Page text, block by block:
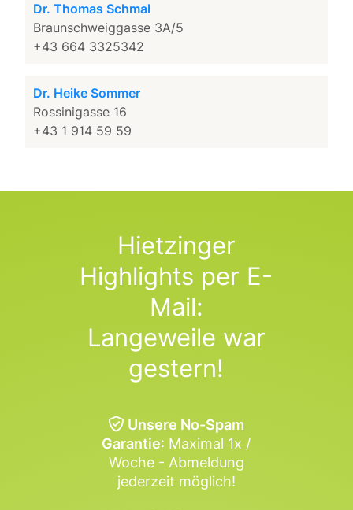
Dr. Thomas Schmal
Braunschweiggasse 3A/5
+43 664 3325342
Dr. Heike Sommer
Rossinigasse 16
+43 1 914 59 59
Hietzinger
Highlights per E-
Mail:
Langeweile war
gestern!
Unsere No-Spam
Garantie: Maximal 1x /
Woche - Abmeldung
jederzeit möglich!